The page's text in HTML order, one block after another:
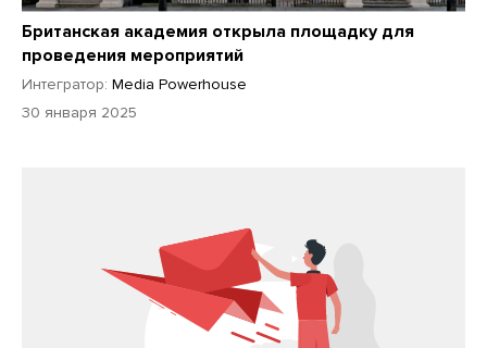
Британская академия открыла площадку для
проведения мероприятий
Интегратор: Media Powerhouse
30 января 2025